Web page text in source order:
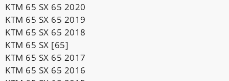
KTM 65 SX 65 2020
KTM 65 SX 65 2019
KTM 65 SX 65 2018
KTM 65 SX [65]
KTM 65 SX 65 2017
KTM 65 SX 65 2016